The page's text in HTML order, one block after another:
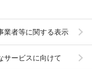
業者等に関する表示
サービスに向けて